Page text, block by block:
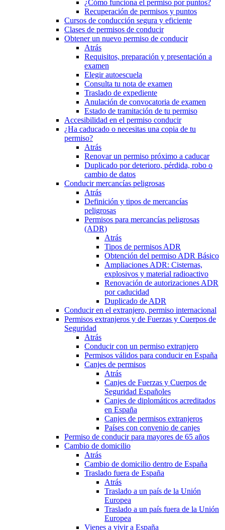
¿Cómo funciona el permiso por puntos?
Recuperación de permisos y puntos
Cursos de conducción segura y eficiente
Clases de permisos de conducir
Obtener un nuevo permiso de conducir
Atrás
Requisitos, preparación y presentación a
examen
Elegir autoescuela
Consulta tu nota de examen
Traslado de expediente
Anulación de convocatoria de examen
Estado de tramitación de tu permiso
Accesibilidad en el permiso conducir
¿Ha caducado o necesitas una copia de tu
permiso?
Atrás
Renovar un permiso próximo a caducar
Duplicado por deterioro, pérdida, robo o
cambio de datos
Conducir mercancías peligrosas
Atrás
Definición y tipos de mercancías
peligrosas
Permisos para mercancías peligrosas
(ADR)
Atrás
Tipos de permisos ADR
Obtención del permiso ADR Básico
Ampliaciones ADR: Cisternas,
explosivos y material radioactivo
Renovación de autorizaciones ADR
por caducidad
Duplicado de ADR
Conducir en el extranjero, permiso internacional
Permisos extranjeros y de Fuerzas y Cuerpos de
Seguridad
Atrás
Conducir con un permiso extranjero
Permisos válidos para conducir en España
Canjes de permisos
Atrás
Canjes de Fuerzas y Cuerpos de
Seguridad Españoles
Canjes de diplomáticos acreditados
en España
Canjes de permisos extranjeros
Países con convenio de canjes
Permiso de conducir para mayores de 65 años
Cambio de domicilio
Atrás
Cambio de domicilio dentro de España
Traslado fuera de España
Atrás
Traslado a un país de la Unión
Europea
Traslado a un país fuera de la Unión
Europea
Vienes a vivir a España